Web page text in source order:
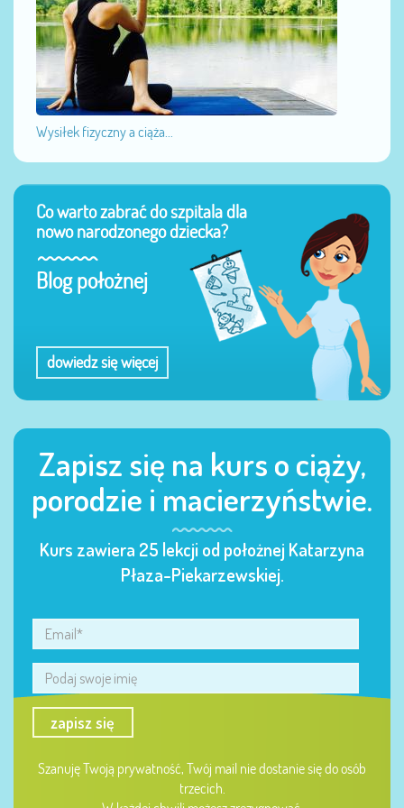
Wysiłek fizyczny a ciąża...
Co warto zabrać do szpitala dla
nowo narodzonego dziecka?
Blog położnej
dowiedz się więcej
Zapisz się na kurs o ciąży,
porodzie i macierzyństwie.
Kurs zawiera 25 lekcji od położnej Katarzyna
Płaza-Piekarzewskiej.
zapisz się
Szanuję Twoją prywatność, Twój mail nie dostanie się do osób
trzecich.